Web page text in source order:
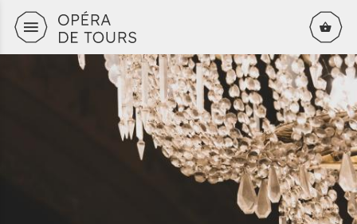
Aller au contenu principal